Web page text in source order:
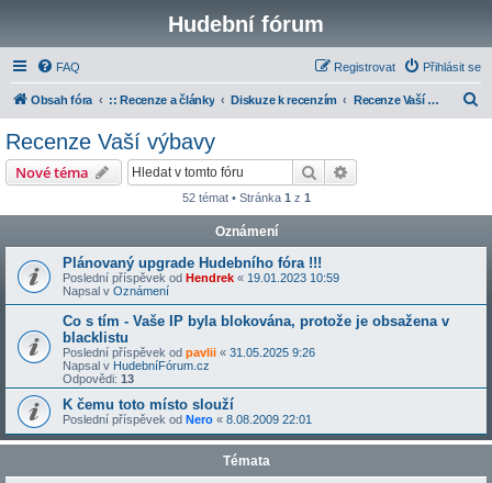
Hudební fórum
FAQ Přihlásit se
Registrovat
Obsah fóra :: Recenze a články Diskuze k recenzím Recenze Vaší výbavy
Recenze Vaší výbavy
Nové téma Hledat
52 témat • Stránka 1 z 1
Oznámení
Plánovaný upgrade Hudebního fóra !!!
Poslední příspěvek od Hendrek « 19.01.2023 10:59
Napsal v Oznámení
Co s tím - Vaše IP byla blokována, protože je obsažena v
blacklistu
Poslední příspěvek od pavlii « 31.05.2025 9:26
Napsal v HudebníFórum.cz
Odpovědi: 13
K čemu toto místo slouží
Poslední příspěvek od Nero « 8.08.2009 22:01
Témata